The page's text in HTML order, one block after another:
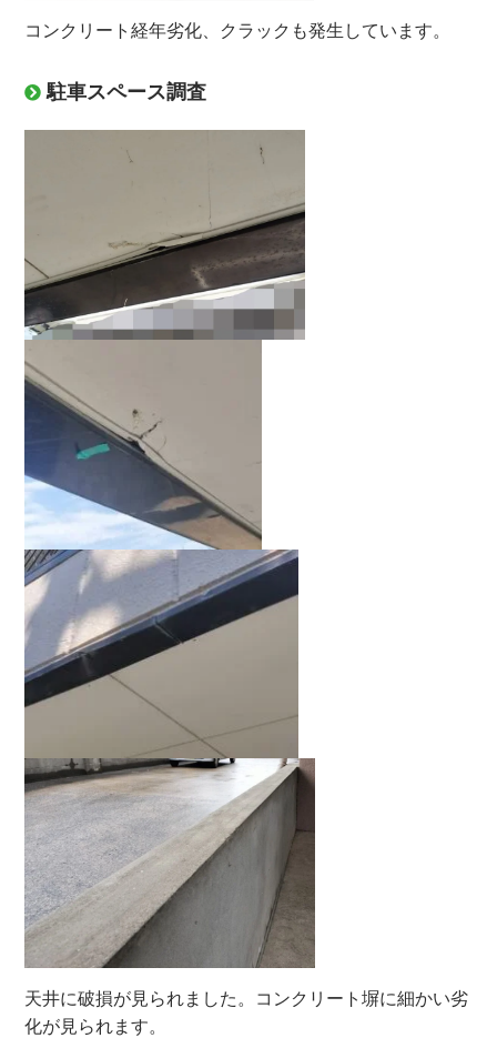
コンクリート経年劣化、クラックも発生しています。
駐車スペース調査
天井に破損が見られました。コンクリート塀に細かい劣
化が見られます。